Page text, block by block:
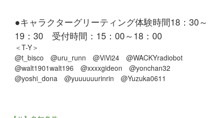
●キャラクターグリーティング体験時間18：30～
19：30 受付時間：15：00～18：00
＜T-Y＞
@t_bisco @uru_runn @ViVi24 @WACKYradiobot
@walt1901walt196 @xxxxgideon @yonchan32
@yoshi_dona @yuuuuuurinrin @Yuzuka0611